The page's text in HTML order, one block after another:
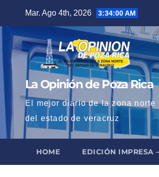
contenido
Mar. Ago 4th, 2026 3:34:00 AM
La Opinión de Poza Rica
El mejor diario de la zona norte
del estado de veracruz
HOME EDICIÓN IMPRESA